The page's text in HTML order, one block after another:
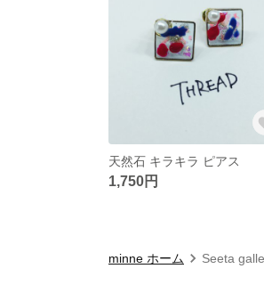
天然石 キラキラ ピアス
1,750円
minne ホーム Seeta